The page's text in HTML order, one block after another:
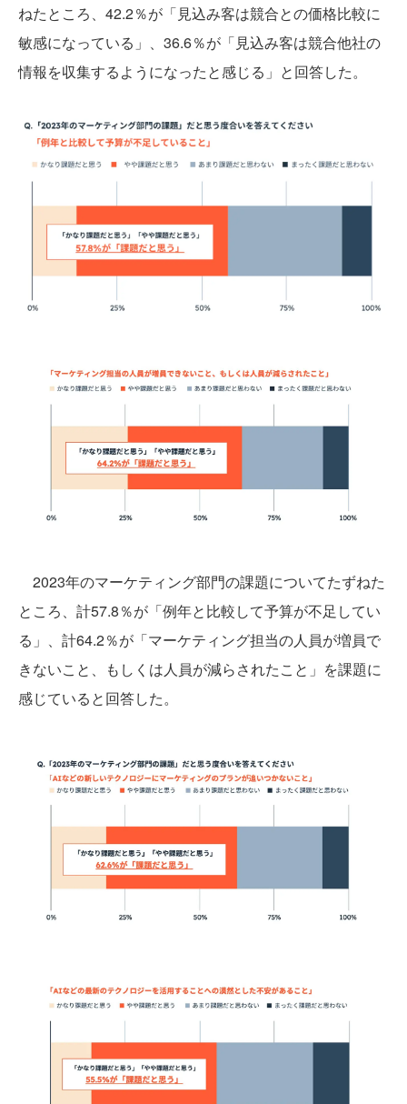
ねたところ、42.2％が「見込み客は競合との価格比較に
敏感になっている」、36.6％が「見込み客は競合他社の
情報を収集するようになったと感じる」と回答した。
2023年のマーケティング部門の課題についてたずねた
ところ、計57.8％が「例年と比較して予算が不足してい
る」、計64.2％が「マーケティング担当の人員が増員で
きないこと、もしくは人員が減らされたこと」を課題に
感じていると回答した。